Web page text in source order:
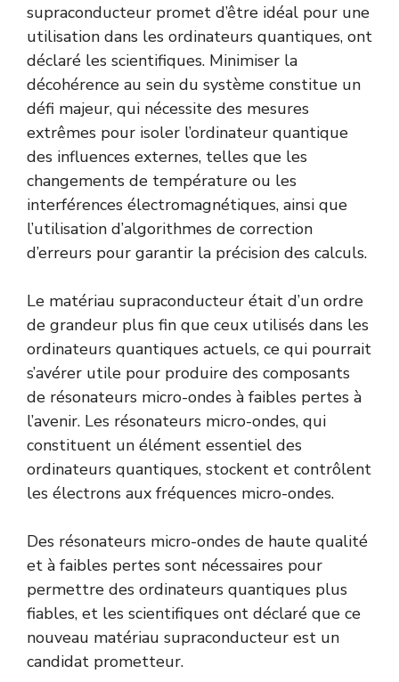
supraconducteur promet d’être idéal pour une
utilisation dans les ordinateurs quantiques, ont
déclaré les scientifiques. Minimiser la
décohérence au sein du système constitue un
défi majeur, qui nécessite des mesures
extrêmes pour isoler l’ordinateur quantique
des influences externes, telles que les
changements de température ou les
interférences électromagnétiques, ainsi que
l’utilisation d’algorithmes de correction
d’erreurs pour garantir la précision des calculs.
Le matériau supraconducteur était d’un ordre
de grandeur plus fin que ceux utilisés dans les
ordinateurs quantiques actuels, ce qui pourrait
s’avérer utile pour produire des composants
de résonateurs micro-ondes à faibles pertes à
l’avenir. Les résonateurs micro-ondes, qui
constituent un élément essentiel des
ordinateurs quantiques, stockent et contrôlent
les électrons aux fréquences micro-ondes.
Des résonateurs micro-ondes de haute qualité
et à faibles pertes sont nécessaires pour
permettre des ordinateurs quantiques plus
fiables, et les scientifiques ont déclaré que ce
nouveau matériau supraconducteur est un
candidat prometteur.